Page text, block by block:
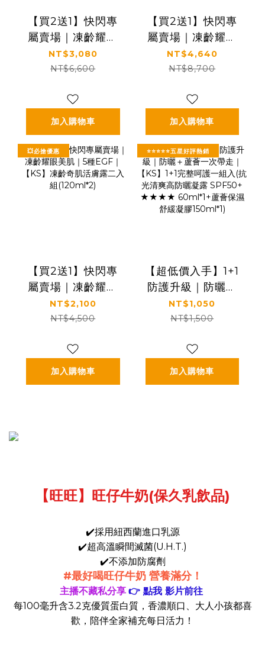
【買2送1】快閃專
屬賣場｜凍齡耀眼
美肌｜5種EGF｜
【KS】凍齡奇肌全
(50ml*2)
NT$3,080
NT$6,600
加入購物車
【買2送1】快閃專
屬賣場｜凍齡耀眼
美肌｜5種EGF｜
【KS】凍齡奇肌精
(30ml*2)
NT$4,640
NT$8,700
加入購物車
💥必搶優惠
【買2送1】快閃專
屬賣場｜凍齡耀眼
美肌｜5種EGF｜
【KS】凍齡奇肌活
(120ml*2)
NT$2,100
NT$4,500
加入購物車
⭐⭐⭐⭐⭐五星好評熱銷
【超低價入手】1+1
防護升級｜防曬＋
蘆薈一次帶走｜
【KS】1+1完整呵護
防曬凝露 SPF50+
★★★★
60ml*1+蘆薈保濕
NT$1,050
NT$1,500
加入購物車
【旺旺】旺仔牛奶(保久乳飲品)
✔️採用紐西蘭進口乳源
✔️超高溫瞬間滅菌(U.H.T.)
✔️不添加防腐劑
#最好喝旺仔牛奶 營養滿分！
主播不藏私分享 👉 點我 影片前往
每100毫升含3.2克優質蛋白質，香濃順口、大人小孩都喜
歡，陪伴全家補充每日活力！